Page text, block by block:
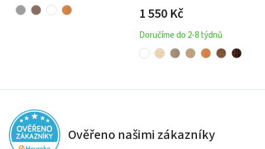
1 550Kč
Doručíme do 2-8 týdnů
Ověřeno našimi zákazníky